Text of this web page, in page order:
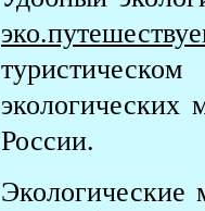
экологических
России.
Экологические